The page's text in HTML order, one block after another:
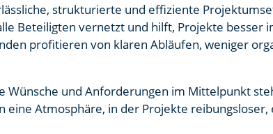
strukturierte und effiziente
Beteiligten vernetzt und hilft, Projekte besser
profitieren von klaren Abläufen, weniger
Wünsche und Anforderungen im Mittelpunkt
Atmosphäre, in der Projekte